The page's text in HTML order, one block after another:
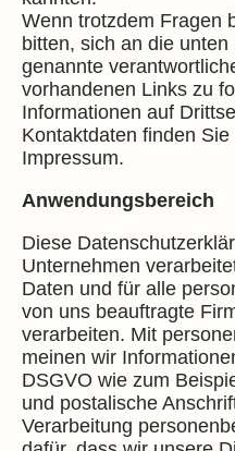
Wenn trotzdem Fragen
bitten, sich an die
genannte
vorhandenen Links zu
Informationen auf
Kontaktdaten finden
Impressum.
Anwendungsbereich
Diese
Unternehmen
Daten und für alle
von uns beauftragte
verarbeiten. Mit
meinen wir
DSGVO wie zum
und postalische
Verarbeitung